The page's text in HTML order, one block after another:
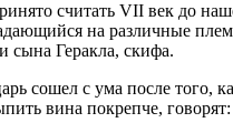
считать VII век до
на различные
сына Геракла, скифа.
сошел с ума после того,
вина покрепче,